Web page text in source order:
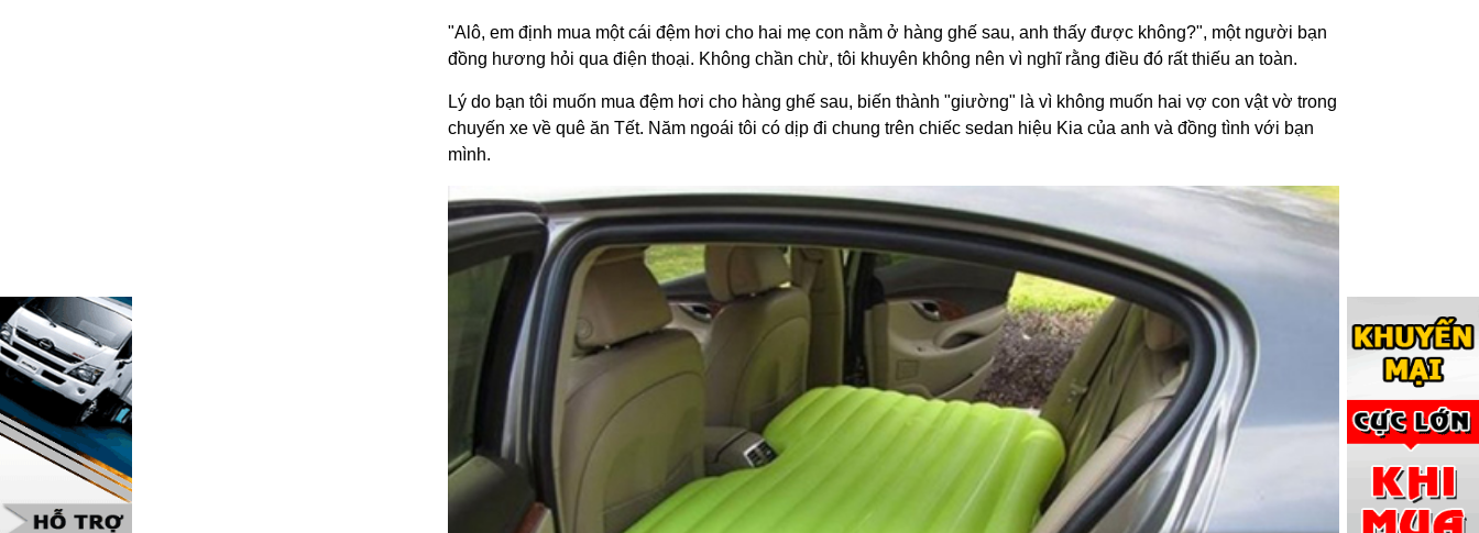
"Alô, em định mua một cái đệm hơi cho hai mẹ con nằm ở hàng ghế sau, anh thấy được không?", một người bạn
đồng hương hỏi qua điện thoại. Không chần chừ, tôi khuyên không nên vì nghĩ rằng điều đó rất thiếu an toàn.
Lý do bạn tôi muốn mua đệm hơi cho hàng ghế sau, biến thành "giường" là vì không muốn hai vợ con vật vờ trong
chuyến xe về quê ăn Tết. Năm ngoái tôi có dịp đi chung trên chiếc sedan hiệu Kia của anh và đồng tình với bạn
mình.